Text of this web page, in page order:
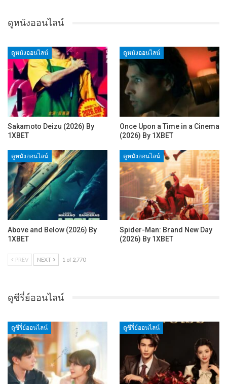
ดูหนังออนไลน์
ดูหนังออนไลน์
Sakamoto Deizu (2026) By
1XBET
ดูหนังออนไลน์
Once Upon a Time in a Cinema
(2026) By 1XBET
ดูหนังออนไลน์
Above and Below (2026) By
1XBET
ดูหนังออนไลน์
Spider-Man: Brand New Day
(2026) By 1XBET
PREV NEXT 1 of 2,770
ดูซีรี่ย์ออนไลน์
ดูซีรี่ย์ออนไลน์ ดูซีรี่ย์ออนไลน์